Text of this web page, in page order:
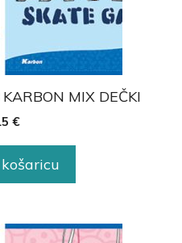
MIX DEČKI
€